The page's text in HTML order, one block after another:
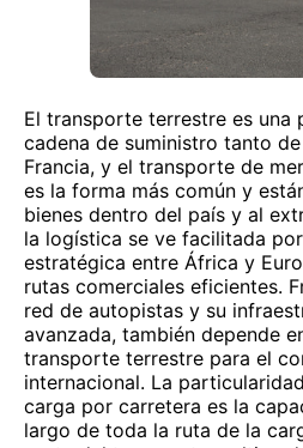
El transporte terrestre es una
cadena de suministro tanto
Francia, y el transporte de
es la forma más común y
bienes dentro del país y al
la logística se ve facilitada
estratégica entre África y
rutas comerciales eficientes.
red de autopistas y su
avanzada, también depende
transporte terrestre para el
internacional. La
carga por carretera es la
largo de toda la ruta de la